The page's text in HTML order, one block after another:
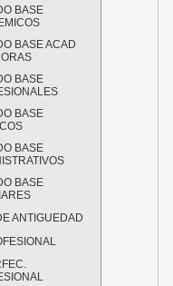
BASE
BASE ACAD
BASE
BASE
BASE
BASE
ANTIGUEDAD